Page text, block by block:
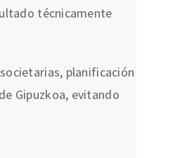
técnicamente
planificación
Gipuzkoa, evitando